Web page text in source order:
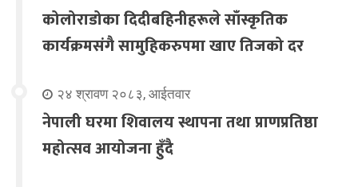
कोलोराडोका दिदीबहिनीहरूले साँस्कृतिक
कार्यक्रमसंगै सामुहिकरुपमा खाए तिजको दर
२४ श्रावण २०८३, आईतवार
नेपाली घरमा शिवालय स्थापना तथा प्राणप्रतिष्ठा
महोत्सव आयोजना हुँदै